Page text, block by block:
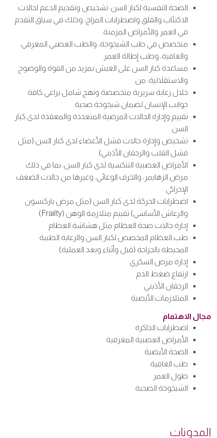
الصحة النفسية لكبار السن: تشخيص وتقديم الدعم لحالات
الاكتئاب والقلق واضطرابات المزاج، وذلك في سياق التقدم
في العمر والأمراض المزمنة.
متخصص في طب الشيخوخة، والطب العصبي المعرفي،
والعافية، وطب إطالة العمر
مساعدة كبار السن على العيش بمزيد من القوة والوضوح
والاستقلالية، من
خلال رعاية سريرية متخصصة ونهج شامل يراعي كافة
جوانب الإنسان لضمان شيخوخة صحية
تقييم وإدارة الحالات المرضية المتعددة والمعقدة لدى كبار
السن
تشخيص وإدارة حالات فشل الأعضاء لدى كبار السن (مثل
فشل القلب والرجفان الأذيني)
الأمراض العصبية التنكسية لدى كبار السن، بما في ذلك
مرض الزهايمر، والخرف الوعائي، وغيرها من حالات الضعف
الإدراكي
اضطرابات الحركة لدى كبار السن (مثل مرض باركنسون
والرعاش الأساسي) تقييم متلازمة الوهن (Frailty)
إدارة حالات صحة العظام مثل هشاشة العظام
طب العظام المخصص لكبار السن والرعاية الطبية
المحيطة بالجراحة (قبل وأثناء وبعد العملية)
إدارة مرض السكري
ارتفاع ضغط الدم
الرجفان الأذيني
المتلازمات الأيضية
مجال الاهتمام
اضطرابات الذاكرة
الأمراض العصبية المعرفية
الصحة الأيضية
طب العافية
طول العمر
الشيخوخة الصحية
المدونات